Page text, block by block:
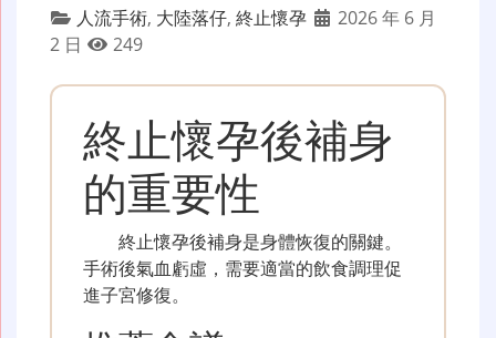
人流手術, 大陸落仔, 終止懷孕
2026 年 6 月
2 日
249
終止懷孕後補身
的重要性
終止懷孕後補身是身體恢復的關鍵。
手術後氣血虧虛，需要適當的飲食調理促
進子宮修復。